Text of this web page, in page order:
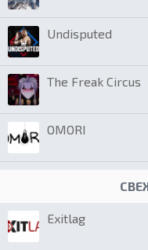
Undisputed
The Freak Circus
OMORI
Exitlag